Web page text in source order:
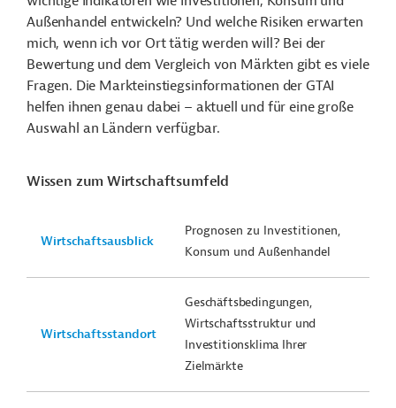
Außenhandel entwickeln? Und welche Risiken erwarten
mich, wenn ich vor Ort tätig werden will? Bei der
Bewertung und dem Vergleich von Märkten gibt es viele
Fragen. Die Markteinstiegsinformationen der GTAI
helfen ihnen genau dabei – aktuell und für eine große
Auswahl an Ländern verfügbar.
Wissen zum Wirtschaftsumfeld
Wirtschaftsausblick
Prognosen zu Investitionen,
Konsum und Außenhandel
Wirtschaftsstandort
Geschäftsbedingungen,
Wirtschaftsstruktur und
Investitionsklima Ihrer
Zielmärkte